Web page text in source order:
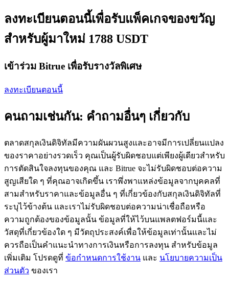
เป็นเทรดเดอร์คัดลอก
เพลิดเพลินกับการแบ่งปันผลกำไรและค่าคอมมิชชั่นการคัด
ลอกการซื้อขาย
ลงทะเบียนตอนนี้เพื่อรับแพ็คเกจของขวัญ
สำหรับผู้มาใหม่ 1788 USDT
เข้าร่วม Bitrue เพื่อรับรางวัลพิเศษ
ลงทะเบียนตอนนี้
คนถามเช่นกัน: คำถามอื่นๆ เกี่ยวกับ
ตลาดสกุลเงินดิจิทัลมีความผันผวนสูงและอาจมีการเปลี่ยนแปลง
ของราคาอย่างรวดเร็ว คุณเป็นผู้รับผิดชอบแต่เพียงผู้เดียวสำหรับ
การตัดสินใจลงทุนของคุณ และ Bitrue จะไม่รับผิดชอบต่อความ
สูญเสียใด ๆ ที่คุณอาจเกิดขึ้น เราพึ่งพาแหล่งข้อมูลจากบุคคลที่
สามสำหรับราคาและข้อมูลอื่น ๆ ที่เกี่ยวข้องกับสกุลเงินดิจิทัลที่
ระบุไว้ข้างต้น และเราไม่รับผิดชอบต่อความน่าเชื่อถือหรือ
ความถูกต้องของข้อมูลนั้น ข้อมูลที่ให้ไว้บนแพลตฟอร์มนี้และ
วัสดุที่เกี่ยวข้องใด ๆ มีวัตถุประสงค์เพื่อให้ข้อมูลเท่านั้นและไม่
ควรถือเป็นคำแนะนำทางการเงินหรือการลงทุน สำหรับข้อมูล
เพิ่มเติม โปรดดูที่ ข้อกำหนดการใช้งาน และ นโยบายความเป็น
ส่วนตัว ของเรา